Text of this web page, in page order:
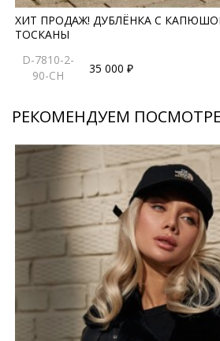
ХИТ ПРОДАЖ! ДУБЛЁНКА С
ТОСКАНЫ
D-7810-2-
90-CH
35 000 ₽
РЕКОМЕНДУЕМ